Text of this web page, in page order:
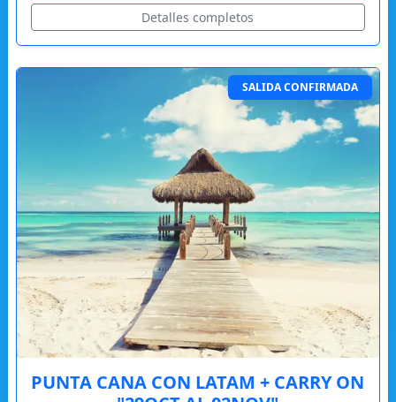
Detalles completos
SALIDA CONFIRMADA
PUNTA CANA CON LATAM + CARRY ON